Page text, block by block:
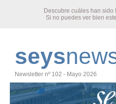
Descubre cuáles han
Si no puedes ver bien
seys
Newsletter nº 102 - Mayo 2026